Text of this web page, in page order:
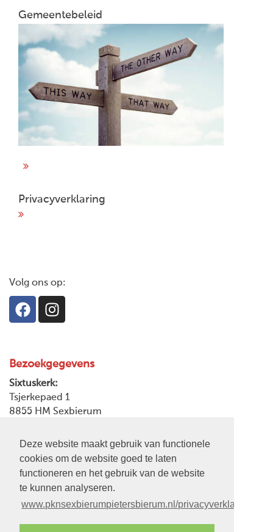
Deze website maakt gebruik van functionele
cookies om de website goed te laten
functioneren en het gebruik van de website
te kunnen analyseren.
www.pknsexbierumpietersbierum.nl/privacyverklaring
Gemeentebeleid
Privacyverklaring
Volg ons op:
Bezoekgegevens
Sixtuskerk:
Tsjerkepaed 1
8855 HM Sexbierum
Postadres:
Tsjerkepaed 7
8855 HM Sexbierum
MFA It Waed
Skoalstrjitte 12